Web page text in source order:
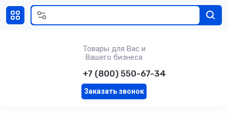
Товары для Вас и
Вашего бизнеса
+7 (800) 550-67-34
Заказать звонок